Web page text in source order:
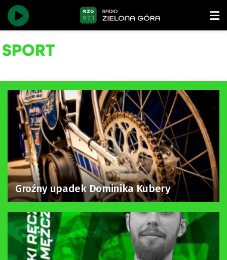
Groźny upadek Dominika Kubery